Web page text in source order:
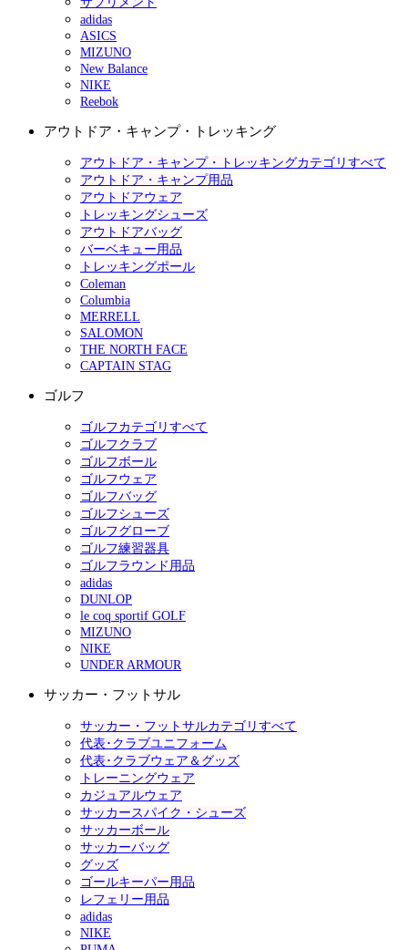
adidas
ASICS
MIZUNO
New Balance
NIKE
Reebok
アウトドア・キャンプ・トレッキング
アウトドア・キャンプ・トレッキングカテゴリすべて
アウトドア・キャンプ用品
アウトドアウェア
トレッキングシューズ
アウトドアバッグ
バーベキュー用品
トレッキングポール
Coleman
Columbia
MERRELL
SALOMON
THE NORTH FACE
CAPTAIN STAG
ゴルフ
ゴルフカテゴリすべて
ゴルフクラブ
ゴルフボール
ゴルフウェア
ゴルフバッグ
ゴルフシューズ
ゴルフグローブ
ゴルフ練習器具
ゴルフラウンド用品
adidas
DUNLOP
le coq sportif GOLF
MIZUNO
NIKE
UNDER ARMOUR
サッカー・フットサル
サッカー・フットサルカテゴリすべて
代表･クラブユニフォーム
代表･クラブウェア＆グッズ
トレーニングウェア
カジュアルウェア
サッカースパイク・シューズ
サッカーボール
サッカーバッグ
グッズ
ゴールキーパー用品
レフェリー用品
adidas
NIKE